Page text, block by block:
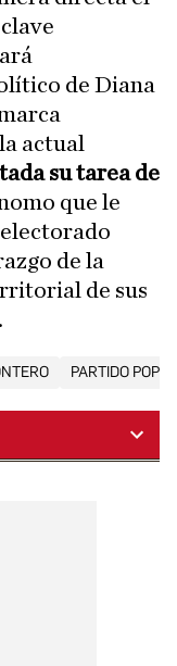
de Diana
actual
su tarea de
que le
de la
de sus
PARTIDO